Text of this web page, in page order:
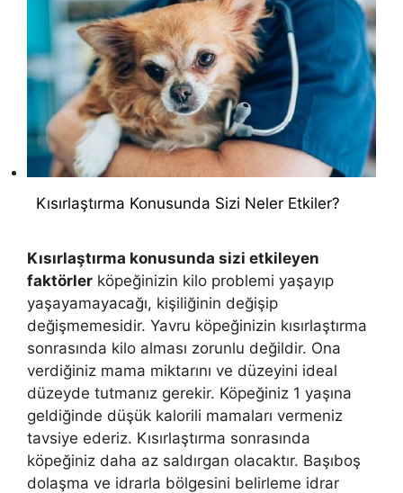
Kısırlaştırma Konusunda Sizi Neler Etkiler?
Kısırlaştırma konusunda sizi etkileyen
faktörler köpeğinizin kilo problemi yaşayıp
yaşayamayacağı, kişiliğinin değişip
değişmemesidir. Yavru köpeğinizin kısırlaştırma
sonrasında kilo alması zorunlu değildir. Ona
verdiğiniz mama miktarını ve düzeyini ideal
düzeyde tutmanız gerekir. Köpeğiniz 1 yaşına
geldiğinde düşük kalorili mamaları vermeniz
tavsiye ederiz. Kısırlaştırma sonrasında
köpeğiniz daha az saldırgan olacaktır. Başıboş
dolaşma ve idrarla bölgesini belirleme idrar